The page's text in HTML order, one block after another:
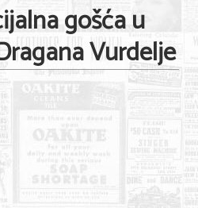
gošća u
Vurdelje